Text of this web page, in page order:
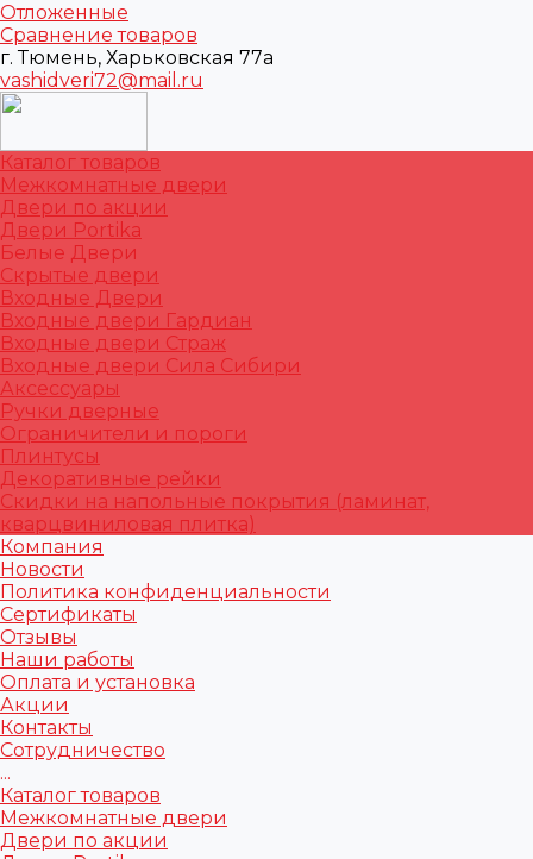
Отложенные
Сравнение товаров
г. Тюмень, Харьковская 77а
vashidveri72@mail.ru
Каталог товаров
Межкомнатные двери
Двери по акции
Двери Portika
Белые Двери
Скрытые двери
Входные Двери
Входные двери Гардиан
Входные двери Страж
Входные двери Сила Сибири
Аксессуары
Ручки дверные
Ограничители и пороги
Плинтусы
Декоративные рейки
Скидки на напольные покрытия (ламинат,
кварцвиниловая плитка)
Компания
Новости
Политика конфиденциальности
Сертификаты
Отзывы
Наши работы
Оплата и установка
Акции
Контакты
Сотрудничество
...
Каталог товаров
Межкомнатные двери
Двери по акции